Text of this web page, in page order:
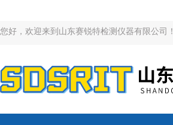
您好，欢迎来到山东赛锐特检测仪器有限公司！